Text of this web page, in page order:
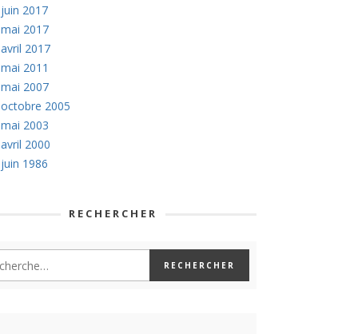
juin 2017
mai 2017
avril 2017
mai 2011
mai 2007
octobre 2005
mai 2003
avril 2000
juin 1986
RECHERCHER